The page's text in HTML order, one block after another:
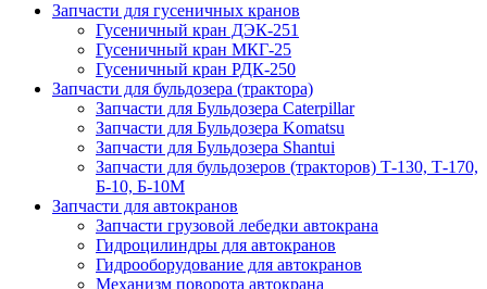
Запчасти для гусеничных кранов
Гусеничный кран ДЭК-251
Гусеничный кран МКГ-25
Гусеничный кран РДК-250
Запчасти для бульдозера (трактора)
Запчасти для Бульдозера Caterpillar
Запчасти для Бульдозера Komatsu
Запчасти для Бульдозера Shantui
Запчасти для бульдозеров (тракторов) Т-130, Т-170,
Б-10, Б-10М
Запчасти для автокранов
Запчасти грузовой лебедки автокрана
Гидроцилиндры для автокранов
Гидрооборудование для автокранов
Механизм поворота автокрана